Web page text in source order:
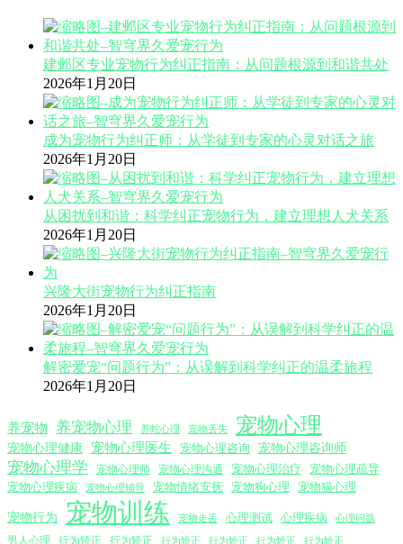
建邺区专业宠物行为纠正指南：从问题根源到和谐共处
2026年1月20日
成为宠物行为纠正师：从学徒到专家的心灵对话之旅
2026年1月20日
从困扰到和谐：科学纠正宠物行为，建立理想人犬关系
2026年1月20日
兴隆大街宠物行为纠正指南
2026年1月20日
解密爱宠“问题行为”：从误解到科学纠正的温柔旅程
2026年1月20日
养宠物 养宠物心理 养蛇心理 宠物丢失 宠物心理
宠物心理健康 宠物心理医生 宠物心理咨询 宠物心理咨询师
宠物心理学 宠物心理师 宠物心理沟通 宠物心理治疗
宠物心理疏导
宠物心理疾病
宠物心理辅导 宠物情绪安抚 宠物狗心理 宠物猫心理
宠物行为 宠物训练 宠物走丢 心理测试 心理疾病 心理问题
男人心理 行为矫正 行为矫正 行为矫正 行为矫正 行为矫正 行为矫正